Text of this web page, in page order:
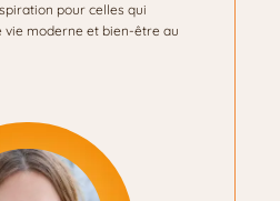
pour celles qui
moderne et bien-être au